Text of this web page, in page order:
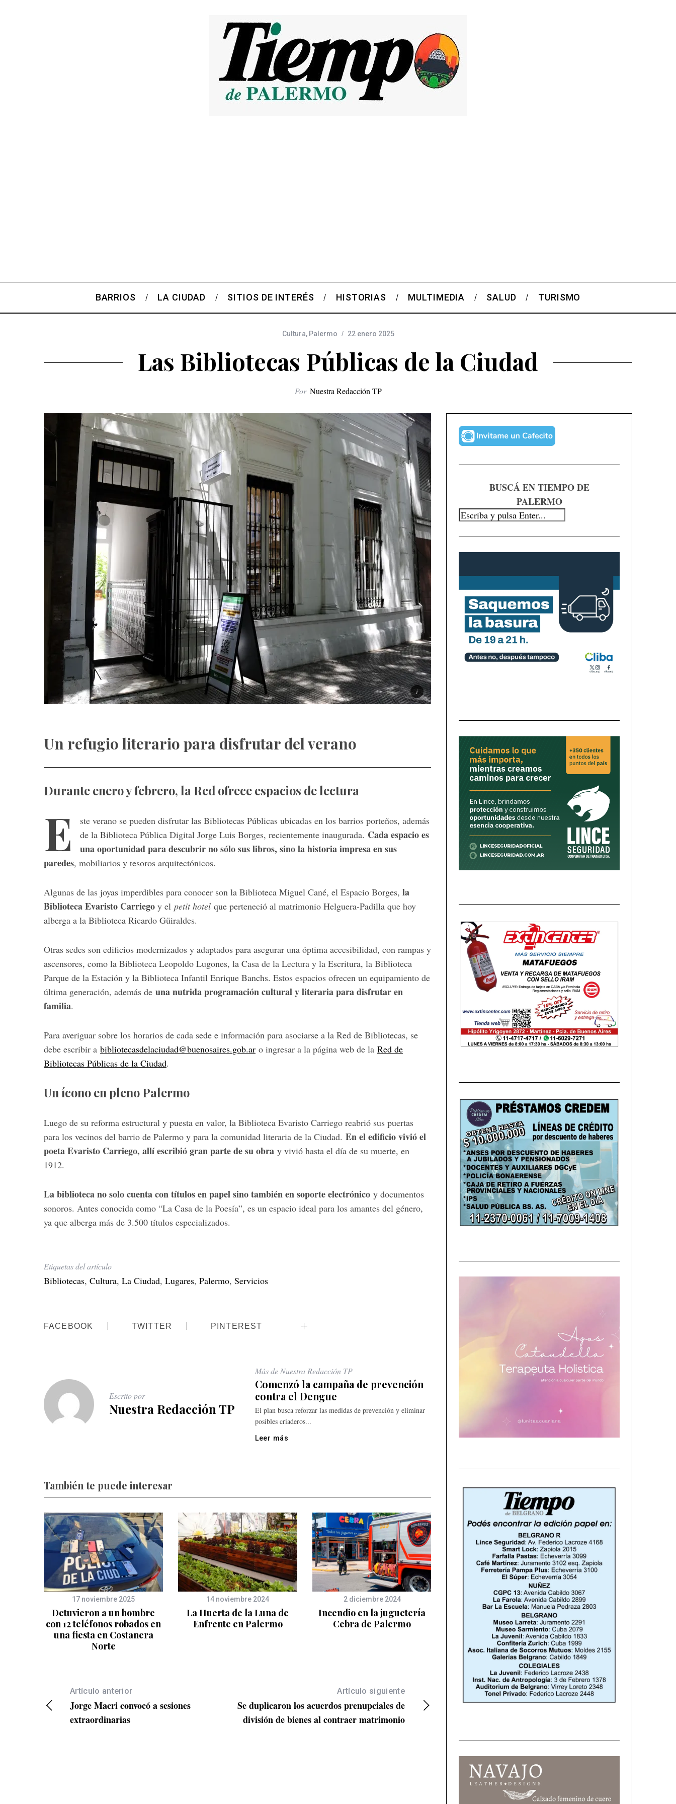
BARRIOS LA CIUDAD SITIOS DE INTERÉS HISTORIAS MULTIMEDIA SALUD TURISMO
Cultura, Palermo 22 enero 2025
Las Bibliotecas Públicas de la Ciudad
Por Nuestra Redacción TP
Un refugio literario para disfrutar del verano
Durante enero y febrero, la Red ofrece espacios de lectura
E
ste verano se pueden disfrutar las Bibliotecas Públicas ubicadas en los barrios porteños, además
de la Biblioteca Pública Digital Jorge Luis Borges, recientemente inaugurada. Cada espacio es
una oportunidad para descubrir no sólo sus libros, sino la historia impresa en sus
paredes, mobiliarios y tesoros arquitectónicos.
Algunas de las joyas imperdibles para conocer son la Biblioteca Miguel Cané, el Espacio Borges, la
Biblioteca Evaristo Carriego y el petit hotel que perteneció al matrimonio Helguera-Padilla que hoy
alberga a la Biblioteca Ricardo Güiraldes.
Otras sedes son edificios modernizados y adaptados para asegurar una óptima accesibilidad, con rampas y
ascensores, como la Biblioteca Leopoldo Lugones, la Casa de la Lectura y la Escritura, la Biblioteca
Parque de la Estación y la Biblioteca Infantil Enrique Banchs. Estos espacios ofrecen un equipamiento de
última generación, además de una nutrida programación cultural y literaria para disfrutar en
familia.
Para averiguar sobre los horarios de cada sede e información para asociarse a la Red de Bibliotecas, se
debe escribir a bibliotecasdelaciudad@buenosaires.gob.ar o ingresar a la página web de la Red de
Bibliotecas Públicas de la Ciudad.
Un ícono en pleno Palermo
Luego de su reforma estructural y puesta en valor, la Biblioteca Evaristo Carriego reabrió sus puertas
para los vecinos del barrio de Palermo y para la comunidad literaria de la Ciudad. En el edificio vivió el
poeta Evaristo Carriego, allí escribió gran parte de su obra y vivió hasta el día de su muerte, en
1912.
La biblioteca no solo cuenta con títulos en papel sino también en soporte electrónico y documentos
sonoros. Antes conocida como “La Casa de la Poesía”, es un espacio ideal para los amantes del género,
ya que alberga más de 3.500 títulos especializados.
Etiquetas del artículo
Bibliotecas, Cultura, La Ciudad, Lugares, Palermo, Servicios
FACEBOOK TWITTER PINTEREST
Escrito por
Nuestra Redacción TP
Más de Nuestra Redacción TP
Comenzó la campaña de prevención
contra el Dengue
El plan busca reforzar las medidas de prevención y eliminar
posibles criaderos...
Leer más
También te puede interesar
17 noviembre 2025
Detuvieron a un hombre
con 12 teléfonos robados en
una fiesta en Costanera
Norte
14 noviembre 2024
La Huerta de la Luna de
Enfrente en Palermo
2 diciembre 2024
Incendio en la juguetería
Cebra de Palermo
Artículo anterior
Jorge Macri convocó a sesiones
extraordinarias
Artículo siguiente
Se duplicaron los acuerdos prenupciales de
división de bienes al contraer matrimonio
BUSCÁ EN TIEMPO DE
PALERMO
S
e
a
c
: